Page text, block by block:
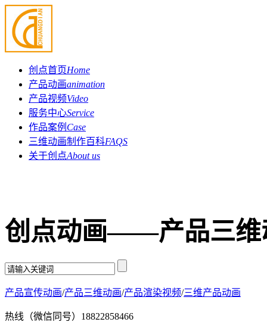
创点首页Home
产品动画animation
产品视频Video
服务中心Service
作品案例 Case
三维动画制作百科FAQS
关于创点About us
创点动画——产品三维
产品宣传动画/产品三维动画/产品渲染视频/三维产品动画
热线（微信同号） 18822858466